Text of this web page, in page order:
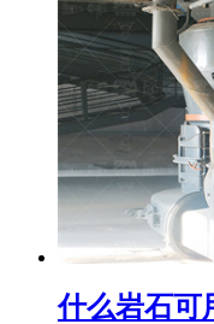
什么岩石可